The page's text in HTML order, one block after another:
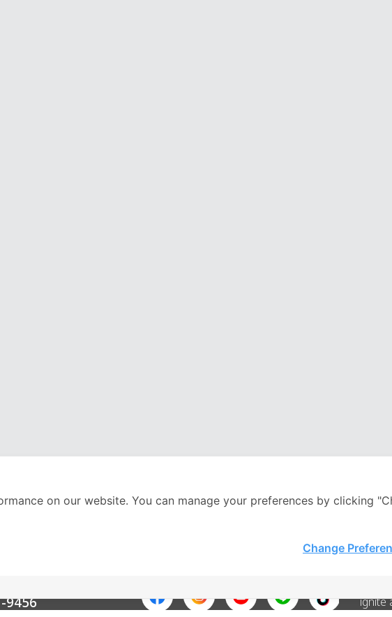
9456
บริษั
ignite
on our website. You can manage your preferences by clicking
Change